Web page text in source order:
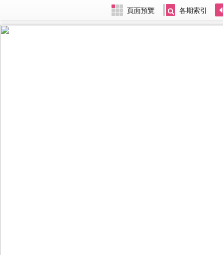
頁面預覽 各期索引